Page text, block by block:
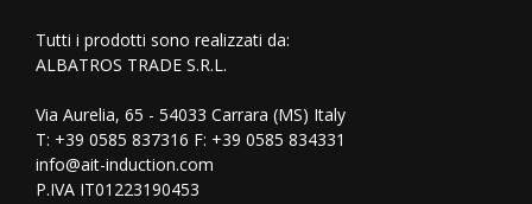
Tutti i prodotti sono realizzati da:
ALBATROS TRADE S.R.L.
Via Aurelia, 65 - 54033 Carrara (MS) Italy
T: +39 0585 837316 F: +39 0585 834331
info@ait-induction.com
P.IVA IT01223190453